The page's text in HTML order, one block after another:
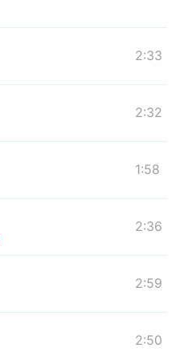
2:33
2:32
1:58
2:36
2:59
2:50